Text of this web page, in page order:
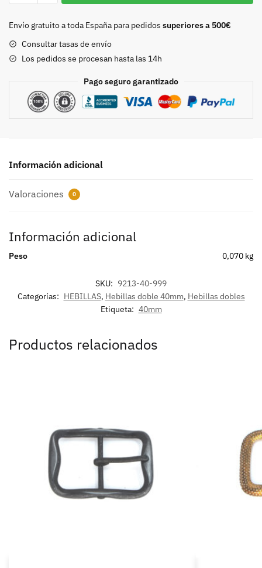
oro
cantidad
Envío gratuito a toda España para pedidos superiores a 500€
Consultar tasas de envío
Los pedidos se procesan hasta las 14h
Pago seguro garantizado
Información adicional
Valoraciones 0
Información adicional
Peso 0,070 kg
SKU: 9213-40-999
Categorías: HEBILLAS, Hebillas doble 40mm, Hebillas dobles
Etiqueta: 40mm
Productos relacionados